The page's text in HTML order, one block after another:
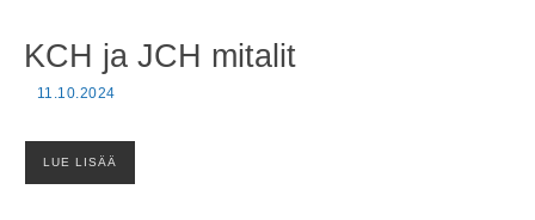
KCH ja JCH mitalit
11.10.2024
LUE LISÄÄ